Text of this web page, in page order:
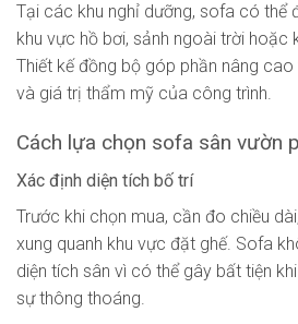
Tại các khu nghỉ dưỡng, sofa có thể
khu vực hồ bơi, sảnh ngoài trời hoặc
Thiết kế đồng bộ góp phần nâng
và giá trị thẩm mỹ của công trình.
Cách lựa chọn sofa sân vườn
Xác định diện tích bố trí
Trước khi chọn mua, cần đo chiều
xung quanh khu vực đặt ghế. Sofa
diện tích sân vì có thể gây bất tiện
sự thông thoáng.